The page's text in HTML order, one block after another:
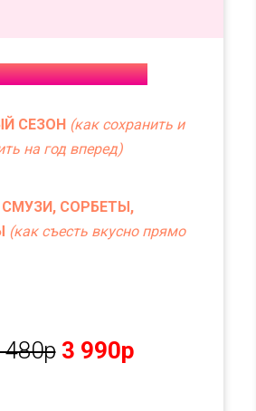
2-Х ГАЙДОВ
СЕЗОН (как сохранить и
на год вперед)
СОРБЕТЫ,
(как съесть вкусно прямо
480р 3 990р